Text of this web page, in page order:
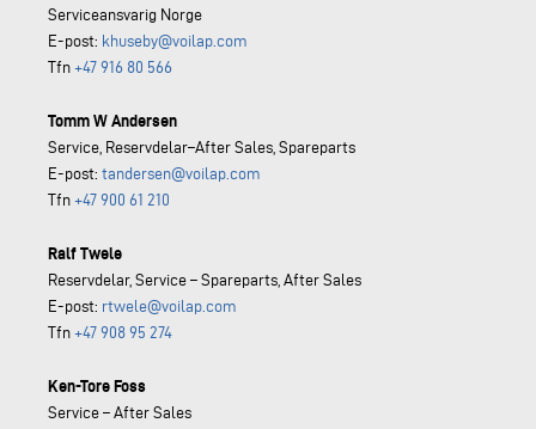
Serviceansvarig Norge
E-post: khuseby@voilap.com
Tfn +47 916 80 566
Tomm W Andersen
Service, Reservdelar–After Sales, Spareparts
E-post: tandersen@voilap.com
Tfn +47 900 61 210
Ralf Twele
Reservdelar, Service – Spareparts, After Sales
E-post: rtwele@voilap.com
Tfn +47 908 95 274
Ken-Tore Foss
Service – After Sales